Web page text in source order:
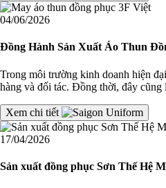
04/06/2026
Đồng Hành Sản Xuất Áo Thun
Trong môi trường kinh doanh hiện
hàng và đối tác. Đồng thời, đây
Xem chi tiết
17/04/2026
Sản xuất đồng phục Sơn Thế Hệ